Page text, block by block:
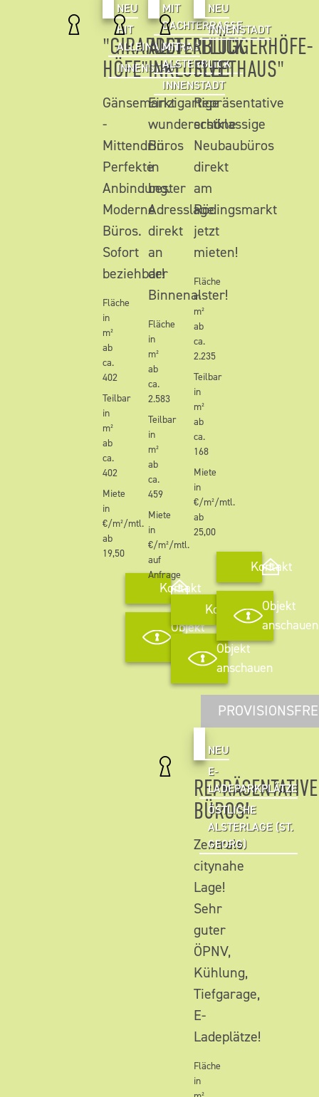
NEU
HIT
ALLEINAUFTRAG
INNENSTADT
"GIRARDET
HÖFE"
Gänsemarkt
-
Mittendrin.
Perfekte
Anbindung.
Moderne
Büros.
Sofort
beziehbar!
Fläche
in
m²
ab
ca.
402
Teilbar
in
m²
ab
ca.
402
Miete
in
€/m²/mtl.
ab
19,50
Kontakt
Objekt
anschauen
MIT
DACHTERRASSE
MIT
ALSTERBLICK
INNENSTADT
ALSTERBLICK
INKLUSIVE!
Einzigartige
wunderschöne
Büros
in
bester
Adresslage
direkt
an
der
Binnenalster!
Fläche
in
m²
ab
ca.
2.583
Teilbar
in
m²
ab
ca.
459
Miete
in
€/m²/mtl.
auf
Anfrage
Kontakt
Objekt
anschauen
NEU
INNENSTADT
"FLÜGGERHÖFE-
FLEETHAUS"
Repräsentative
erstklassige
Neubaubüros
direkt
am
Rödingsmarkt
jetzt
mieten!
Fläche
in
m²
ab
ca.
2.235
Teilbar
in
m²
ab
ca.
168
Miete
in
€/m²/mtl.
ab
25,00
Kontakt
Objekt
anschauen
NEU
E-
LADEPARKPLÄTZE
ÖSTLICHE
ALSTERLAGE (ST.
GEORG)
REPRÄSENTATIVE
BÜROS!
Zentrale
citynahe
Lage!
Sehr
guter
ÖPNV,
Kühlung,
Tiefgarage,
E-
Ladeplätze!
Fläche
in